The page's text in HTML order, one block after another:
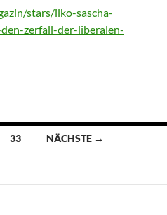
stars/ilko-sascha-
zerfall-der-liberalen-
33 NÄCHSTE →